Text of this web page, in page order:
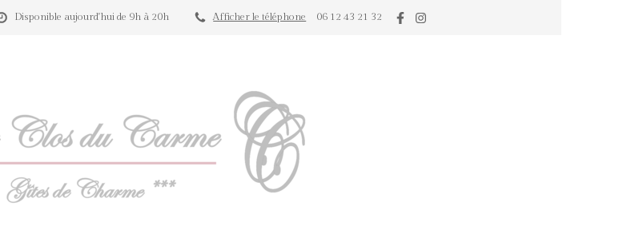
Disponible aujourd'hui de 9h à 20h Afficher le téléphone 06 12 43 21 32